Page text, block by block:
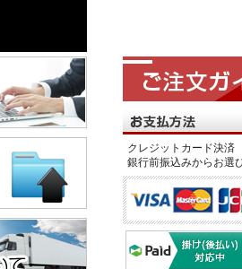
クレジットカード決
銀行前振込みからお選